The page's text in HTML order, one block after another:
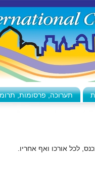
תערוכה, פרסומות,
לכל אורכו ואף אחריו.